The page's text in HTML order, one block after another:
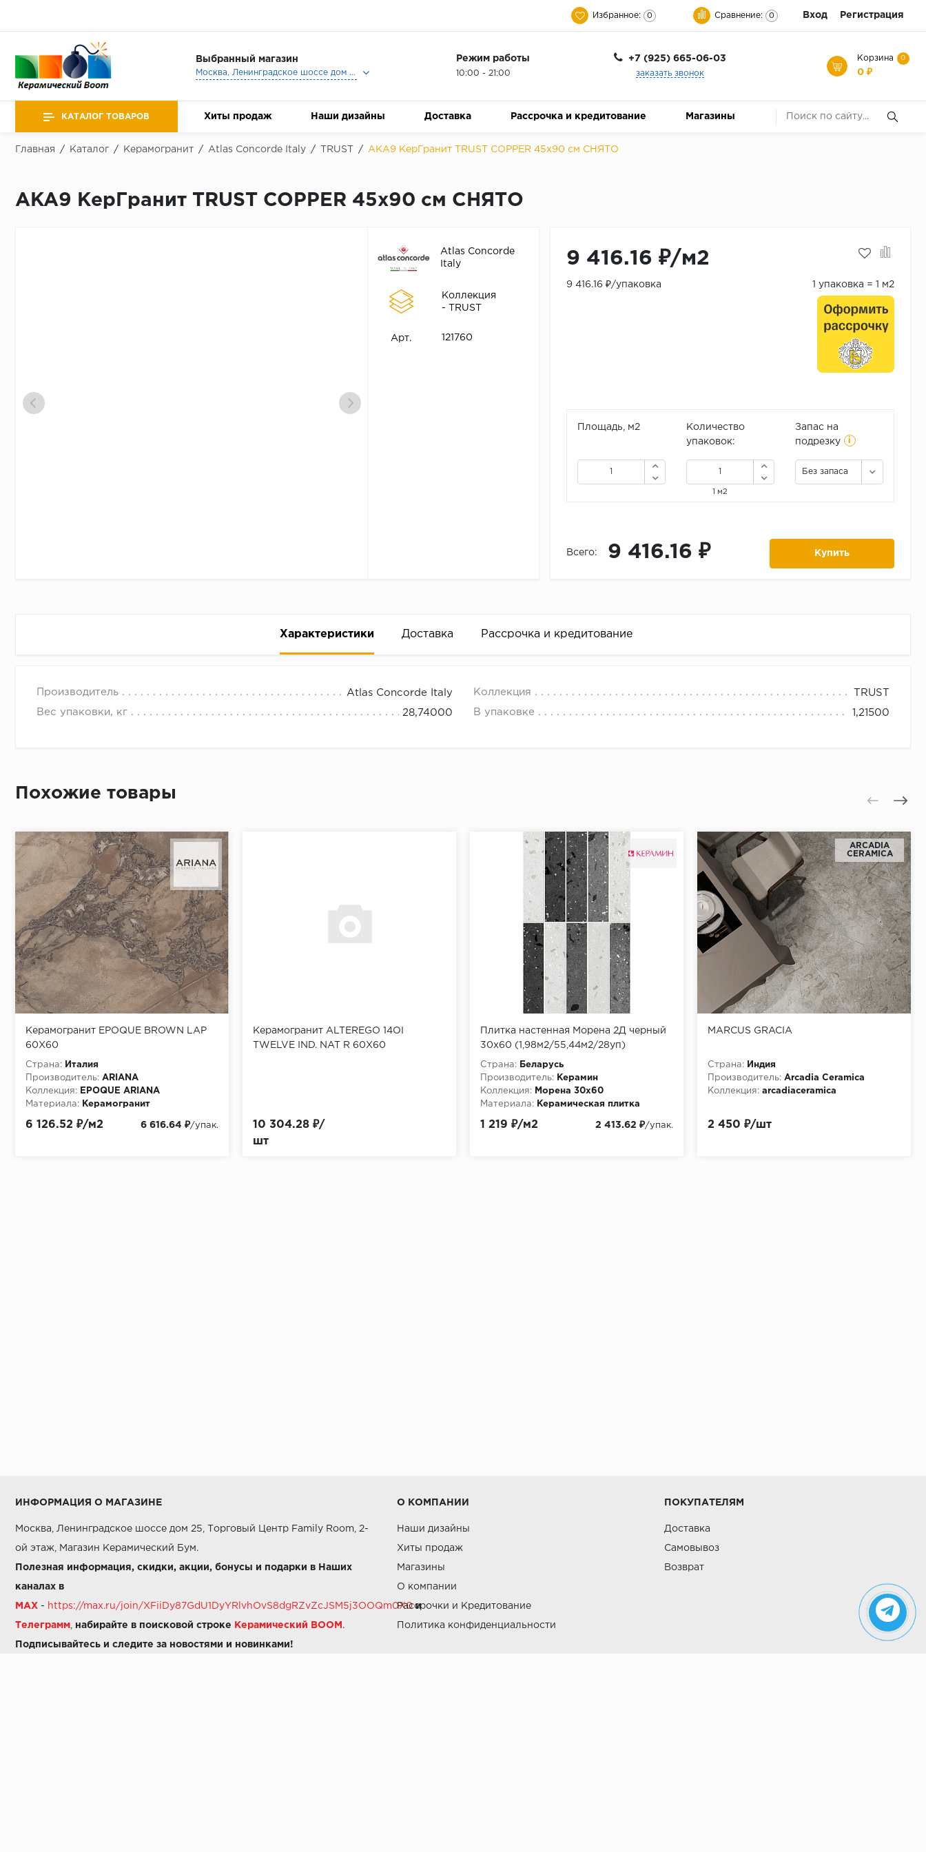
Избранное: 0 Сравнение: 0 Вход Регистрация
Выбранный магазин
Москва, Ленинградское шоссе дом 25, Торговый Центр Family Room, 2-ой этаж, Магазин Керамический Бум.
Режим работы
10:00 - 21:00
+7 (925) 665-06-03
заказать звонок
Корзина 0
0 ₽
КАТАЛОГ ТОВАРОВ Хиты продаж Наши дизайны Доставка Рассрочка и кредитование Магазины
Главная / Каталог / Керамогранит / Atlas Concorde Italy / TRUST / AKA9 КерГранит TRUST COPPER 45x90 см СНЯТО
AKA9 КерГранит TRUST COPPER 45x90 см СНЯТО
Atlas Concorde
Italy
Коллекция
- TRUST
Арт. 121760
9 416.16 ₽/м2
9 416.16 ₽/упаковка 1 упаковка = 1 м2
Площадь, м2
Количество
упаковок:
1 м2
Запас на
подрезку
i
Без запаса
Всего: 9 416.16 ₽ Купить
Характеристики Доставка Рассрочка и кредитование
Производитель Atlas Concorde Italy Коллекция TRUST
Вес упаковки, кг 28,74000 В упаковке 1,21500
Высокая вероятность одобрения: до 95%
Одобрение за 1-2 минуты
Срок предоставления кредита от 3 до 36 месяцев Срок предоставления рассрочки от 3 до 10 месяцев
Достаточно только паспорта
Похожие товары
Керамогранит EPOQUE BROWN LAP
60X60
Страна:
Италия
Производитель: ARIANA
Коллекция:
EPOQUE ARIANA
Материала:
Керамогранит
6 126.52 ₽/м2 6 616.64 ₽/упак.
Керамогранит ALTEREGO 14OI
TWELVE IND. NAT R 60X60
10 304.28 ₽/
шт
Плитка настенная Морена 2Д черный
30х60 (1,98м2/55,44м2/28уп)
Страна:
Беларусь
Производитель:
Керамин
Коллекция:
Морена 30х60
Материала:
Керамическая плитка
1 219 ₽/м2 2 413.62 ₽/упак.
ARCADIA
CERAMICA
MARCUS GRACIA
Страна:
Индия
Производитель: Arcadia Ceramica
Коллекция: arcadiaceramica
2 450 ₽/шт
ИНФОРМАЦИЯ О МАГАЗИНЕ
Москва, Ленинградское шоссе дом 25, Торговый Центр Family Room, 2-
ой этаж, Магазин Керамический Бум.
Полезная информация, скидки, акции, бонусы и подарки в Наших
каналах в
MAX - https://max.ru/join/XFiiDy87GdU1DyYRlvhOvS8dgRZvZcJSM5j3OOQm0X0 и
Телеграмм набирайте в поисковой строке Керамический BOOM .
Подписывайтесь и следите за новостями и новинками!
О КОМПАНИИ
Наши дизайны
Хиты продаж
Магазины
О компании
Рассрочки и Кредитование
Политика конфиденциальности
ПОКУПАТЕЛЯМ
Доставка
Самовывоз
Возврат